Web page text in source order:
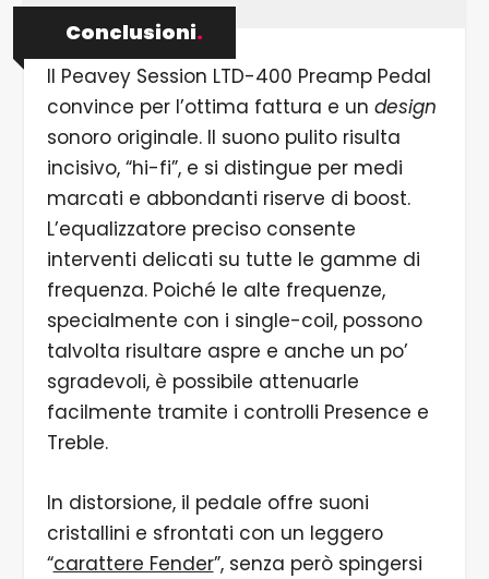
Conclusioni.
Il Peavey Session LTD-400 Preamp Pedal
convince per l’ottima fattura e un design
sonoro originale. Il suono pulito risulta
incisivo, “hi-fi”, e si distingue per medi
marcati e abbondanti riserve di boost.
L’equalizzatore preciso consente
interventi delicati su tutte le gamme di
frequenza. Poiché le alte frequenze,
specialmente con i single-coil, possono
talvolta risultare aspre e anche un po’
sgradevoli, è possibile attenuarle
facilmente tramite i controlli Presence e
Treble.
In distorsione, il pedale offre suoni
cristallini e sfrontati con un leggero
“carattere Fender”, senza però spingersi